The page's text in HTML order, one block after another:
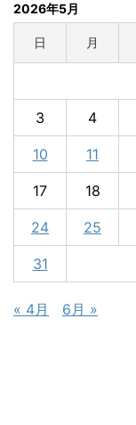
2026年5月
日 月
3 4
10 11
17 18
24 25
31
« 4月 6月 »